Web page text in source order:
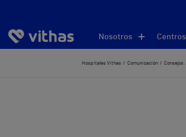
Nosotros Centros
Hospitales Vithas Comunicación Consejos